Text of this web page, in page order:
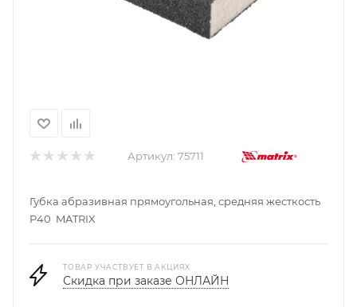
Артикул: 75711
Губка абразивная прямоугольная, средняя жесткость
P40 MATRIX
ТОВАР УЧАСТВУЕТ В АКЦИЯХ
Скидка при заказе ОНЛАЙН